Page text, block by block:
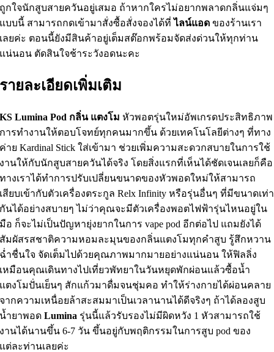
ถูกใจนักสูบสายควันอยู่เสมอ ถ้าหากใครไม่อยากพลาดกลิ่นแจ่มๆ
แบบนี้ สามารถกดเข้ามาสั่งซื้อสั่งจองได้ที่ไลน์แอด ของร้านเรา
เลยค่ะ ตอนนี้ยังมีสินค้าอยู่เต็มสต๊อกพร้อมจัดส่งด่วนให้ทุกท่าน
แน่นอน ตัดสินใจช้าระวังอดนะคะ
รายละเอียดเพิ่มเติม
KS Lumina Pod กลิ่น แตงโม หัวพอตรุ่นใหม่อัพเกรดประสิทธิภาพ
การทำงานให้ตอบโจทย์ทุกคนมากขึ้น ด้วยเทคโนโลยีต่างๆ ที่ทาง
ค่าย Kardinal Stick ใส่เข้ามา ช่วยเพิ่มความสะดวกสบายในการใช้
งานให้กับนักสูบสายควันได้จริง โดยสิ่งแรกที่เห็นได้ชัดเจนเลยก็คือ
ทางเราได้ทำการปรับเปลี่ยนขนาดของหัวพอดใหม่ให้สามารถ
เสียบเข้ากับตัวเครื่องตระกูล Relx Infinity หรือรุ่นอื่นๆ ที่มีขนาดเท่า
กันได้อย่างสบายๆ ไม่ว่าคุณจะมีตัวเครื่องพอตไฟฟ้ารุ่นไหนอยู่ใน
มือ ก็จะไม่เป็นปัญหายุ่งยากในการ vape pod อีกต่อไป แถมยังได้
สัมผัสรสชาติความหอมละมุนของกลิ่นแตงโมทุกคำสูบ รู้สึกหวาน
ฉ่ำชื่นใจ จัดเต็มไปด้วยคุณภาพมากมายอย่างแน่นอน ให้ฟิลลิ่ง
เหมือนคุณเดินทางไปเที่ยวพัทยาในวันหยุดพักผ่อนแล้วซื้อน้ำ
แตงโมปั่นเย็นๆ สักแก้วมาดื่มจนชุ่มคอ ทำให้ร่างกายได้ผ่อนคลาย
จากความเหนื่อยล้าสะสมมาเป็นเวลานานได้ดีจริงๆ ถ้าได้ลองสูบ
น้ำยาพอด Lumina รุ่นนี้แล้วรับรองไม่มีผิดหวัง 1 หัวสามารถใช้
งานได้นานขึ้น 6-7 วัน ขึ้นอยู่กับพฤติกรรมในการสูบ pod ของ
แต่ละท่านเลยค่ะ